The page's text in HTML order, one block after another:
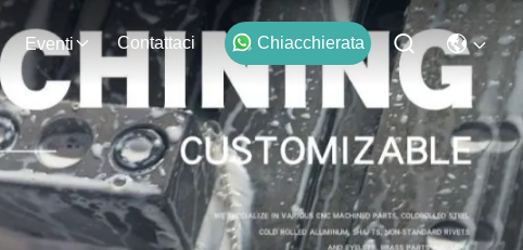
Eventi Contattaci Chiacchierata